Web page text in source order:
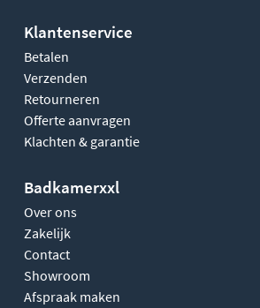
Klantenservice
Betalen
Verzenden
Retourneren
Offerte aanvragen
Klachten & garantie
Badkamerxxl
Over ons
Zakelijk
Contact
Showroom
Afspraak maken